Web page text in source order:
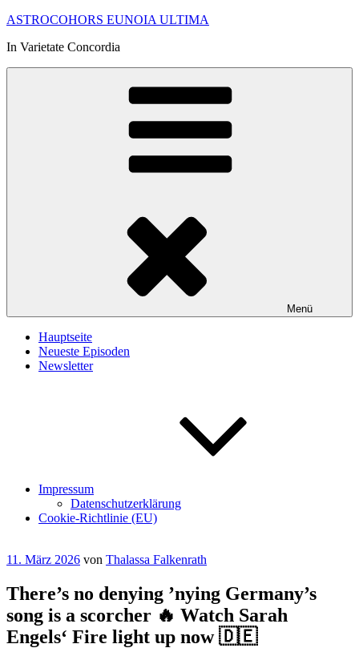
Zum
springen
ASTROCOHORS EUNOIA ULTIMA
In Varietate Concordia
Menü
Hauptseite
Neueste Episoden
Newsletter
Impressum
Datenschutzerklärung
Cookie-Richtlinie (EU)
Veröffentlicht
11. März 2026 von Thalassa Falkenrath
There’s no denying ’nying Germany’s
song is a scorcher 🔥 Watch Sarah
Engels‘ Fire light up now 🇩🇪